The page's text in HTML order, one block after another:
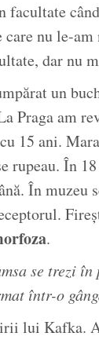
facultate
nu le-
dar nu
un
Praga am
15 ani.
rupeau. În
În muzeu
.
se trezi
într-o
lui Kafka.